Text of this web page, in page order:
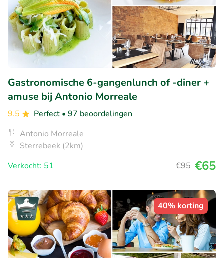
Gastronomische 6-gangenlunch of -diner +
amuse bij Antonio Morreale
9.5 Perfect • 97 beoordelingen
Antonio Morreale
Sterrebeek (2km)
Verkocht: 51
€95 €65
40% korting